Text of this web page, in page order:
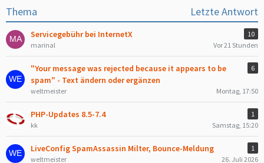
Thema Letzte Antwort
Servicegebühr bei InternetX
10
marinal
Vor 21 Stunden
"Your message was rejected because it appears to be
spam" - Text ändern oder ergänzen
6
weltmeister Montag, 17:50
PHP-Updates 8.5-7.4
1
kk
Samstag, 15:20
LiveConfig SpamAssassin Milter, Bounce-Meldung
1
weltmeister
26. Juli 2026